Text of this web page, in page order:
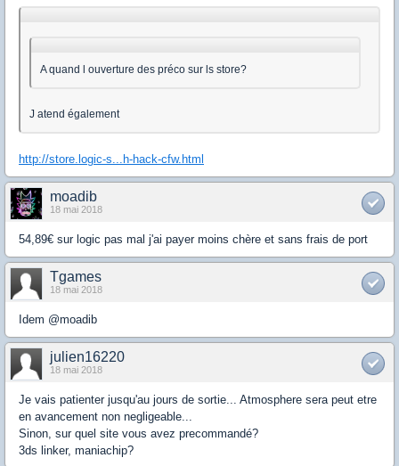
A quand l ouverture des préco sur ls store?
J atend également
http://store.logic-s...h-hack-cfw.html
moadib
18 mai 2018
54,89€ sur logic pas mal j'ai payer moins chère et sans frais de port
Tgames
18 mai 2018
Idem @moadib
julien16220
18 mai 2018
Je vais patienter jusqu'au jours de sortie... Atmosphere sera peut etre
en avancement non negligeable...
Sinon, sur quel site vous avez precommandé?
3ds linker, maniachip?